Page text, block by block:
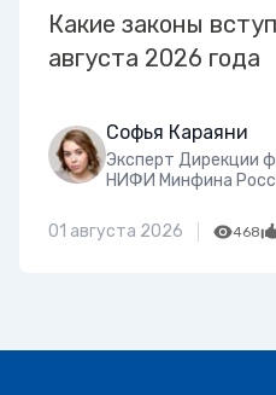
Какие законы
августа 2026 года
Софья Караяни
Эксперт Дирекции
НИФИ Минфина
01 августа 2026 468